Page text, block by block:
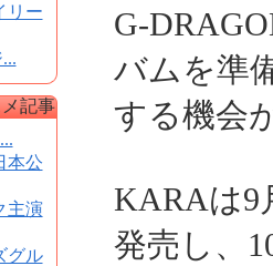
リー
記事
本公
主演
グル
G-
バムを準
する機会
KARAは9
発売し、